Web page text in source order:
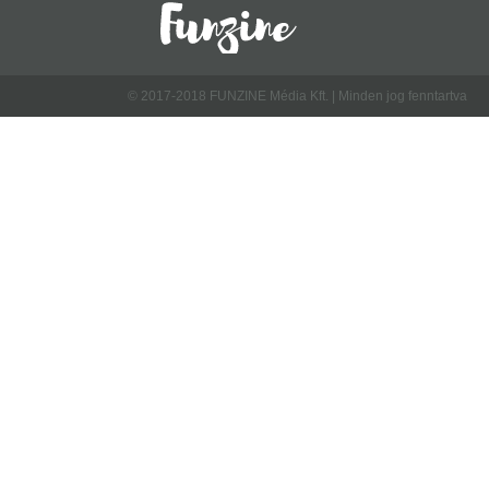
© 2017-2018 FUNZINE Média Kft. | Minden jog fenntartva